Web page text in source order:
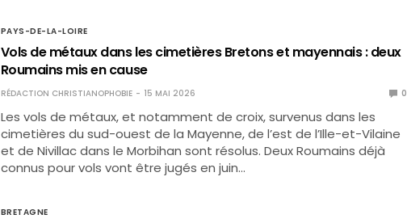
PAYS-DE-LA-LOIRE
Vols de métaux dans les cimetières Bretons et mayennais : deux
Roumains mis en cause
RÉDACTION CHRISTIANOPHOBIE 15 MAI 2026 0
Les vols de métaux, et notamment de croix, survenus dans les
cimetières du sud-ouest de la Mayenne, de l’est de l’Ille-et-Vilaine
et de Nivillac dans le Morbihan sont résolus. Deux Roumains déjà
connus pour vols vont être jugés en juin…
BRETAGNE